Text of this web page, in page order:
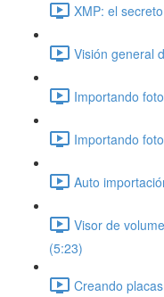
XMP: el
Visión general
Importando
Importando
Auto
Visor de
(5:23)
Creando